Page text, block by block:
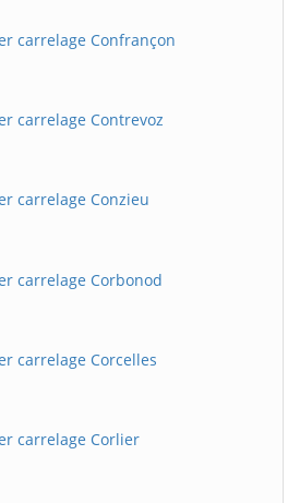
carrelage Confrançon
carrelage Contrevoz
carrelage Conzieu
carrelage Corbonod
carrelage Corcelles
carrelage Corlier